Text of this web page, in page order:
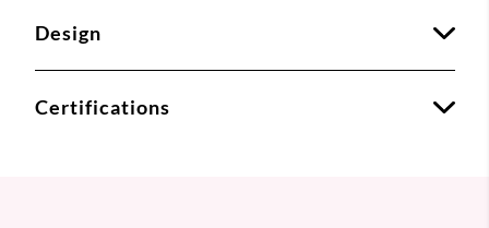
Design
Certifications